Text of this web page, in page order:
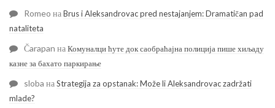
Romeo наBrus i Aleksandrovac pred nestajanjem: Dramatičan pad
nataliteta
Čarapan наКомуналци ћуте док саобраћајна полиција пише хиљаду
казне за бахато паркирање
sloba наStrategija za opstanak: Može li Aleksandrovac zadržati
mlade?